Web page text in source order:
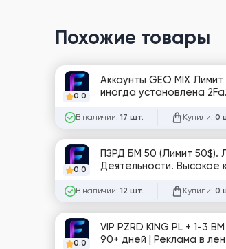
Похожие товары
0.0
Аккаунты GEO MIX Лимит 250$ Год создания 2010-2024 год. ПЗРД / ЗРД+ ПРОЙДЕНО Фото +
иногда установлена
В наличии: 17 шт. Купили: 0
0.0
ПЗРД БМ 50 (Лимит 50$). ЛИМИТ РК 50$. Создано 3 РК. Business
В наличии: 12 шт. Купили: 0
0.0
VIP PZRD KING PL + 1-3
90+ дней | Реклама в